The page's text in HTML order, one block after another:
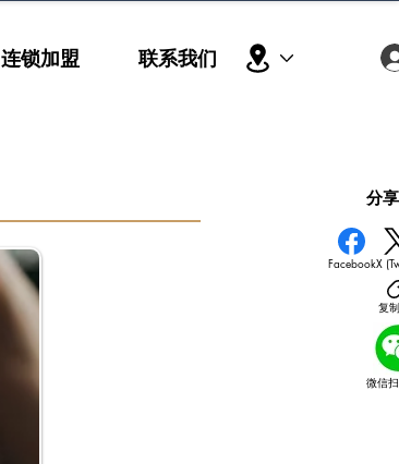
连锁加盟 联系我们
分
FacebookX
复
微信